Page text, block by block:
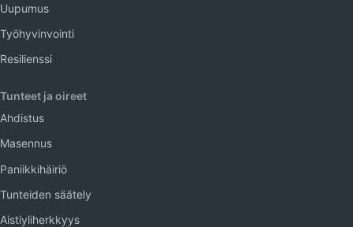
Uupumus
Työhyvinvointi
Resilienssi
Tunteet ja oireet
Ahdistus
Masennus
Paniikkihäiriö
Tunteiden säätely
Aistiyliherkkyys